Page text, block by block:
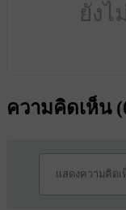
ยังไ
ความคิดเห็น (